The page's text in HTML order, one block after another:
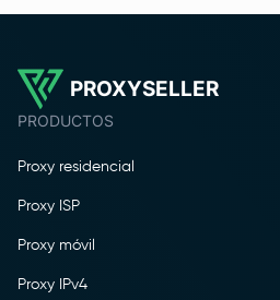
PROXYSELLER
PRODUCTOS
Proxy residencial
Proxy ISP
Proxy móvil
Proxy IPv4